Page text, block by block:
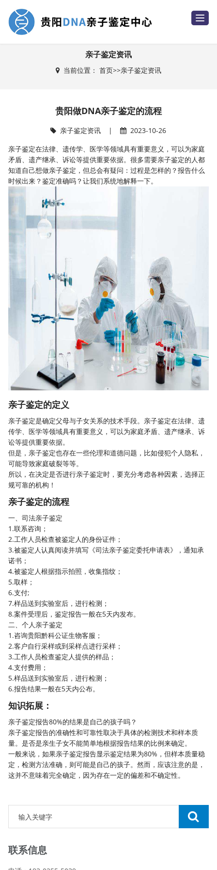
T
o
亲子鉴定资讯
当前位置： 首页>>亲子鉴定资讯
贵阳做DNA亲子鉴定的流程
亲子鉴定资讯 |
2023-10-26
亲子鉴定在法律、遗传学、医学等领域具有重要意义，可以为家庭
矛盾、遗产继承、诉讼等提供重要依据。很多需要亲子鉴定的人都
知道自己想做亲子鉴定，但总会有疑问：过程是怎样的？报告什么
时候出来？鉴定准确吗？让我们系统地解释一下。
亲子鉴定的定义
亲子鉴定是确定父母与子女关系的技术手段。亲子鉴定在法律、遗
传学、医学等领域具有重要意义，可以为家庭矛盾、遗产继承、诉
讼等提供重要依据。
但是，亲子鉴定也存在一些伦理和道德问题，比如侵犯个人隐私，
可能导致家庭破裂等等。
所以，在决定是否进行亲子鉴定时，要充分考虑各种因素，选择正
规可靠的机构！
亲子鉴定的流程
一、司法亲子鉴定
1.联系咨询；
2.工作人员检查被鉴定人的身份证件；
3.被鉴定人认真阅读并填写《司法亲子鉴定委托申请表》，通知承
诺书；
4.被鉴定人根据指示拍照，收集指纹；
5.取样；
6.支付;
7.样品送到实验室后，进行检测；
8.案件受理后，鉴定报告一般在5天内发布。
二、个人亲子鉴定
1.咨询贵阳黔科公证生物客服；
2.客户自行采样或到采样点进行采样；
3.工作人员检查鉴定人提供的样品；
4.支付费用；
5.样品送到实验室后，进行检测；
6.报告结果一般在5天内公布。
知识拓展：
亲子鉴定报告80%的结果是自己的孩子吗？
亲子鉴定报告的准确性和可靠性取决于具体的检测技术和样本质
量。是否是亲生子女不能简单地根据报告结果的比例来确定。
一般来说，如果亲子鉴定报告显示鉴定结果为80%，但样本质量稳
定，检测方法准确，则可能是自己的孩子。然而，应该注意的是，
这并不意味着完全确定，因为存在一定的偏差和不确定性。
联系信息